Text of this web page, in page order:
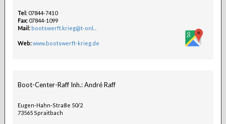
Tel:07844-7410
Fax:07844-1099
Mail: bootswerft.krieg@t-onl...
Web:www.bootswerft-krieg.de
Boot-Center-Raff Inh.: André Raff
Eugen-Hahn-Straße 50/2
73565 Spraitbach